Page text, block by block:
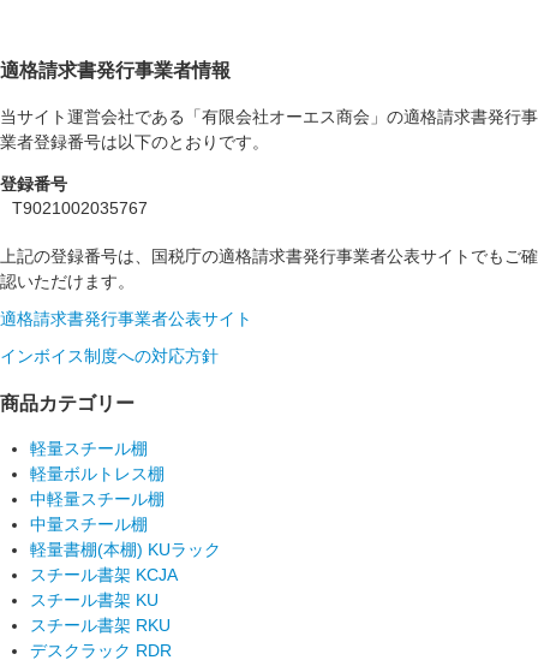
適格請求書発行事業者情報
当サイト運営会社である「有限会社オーエス商会」の適格請求書発行事
業者登録番号は以下のとおりです。
登録番号
T9021002035767
上記の登録番号は、国税庁の適格請求書発行事業者公表サイトでもご確
認いただけます。
適格請求書発行事業者公表サイト
インボイス制度への対応方針
商品カテゴリー
軽量スチール棚
軽量ボルトレス棚
中軽量スチール棚
中量スチール棚
軽量書棚(本棚) KUラック
スチール書架 KCJA
スチール書架 KU
スチール書架 RKU
デスクラック RDR